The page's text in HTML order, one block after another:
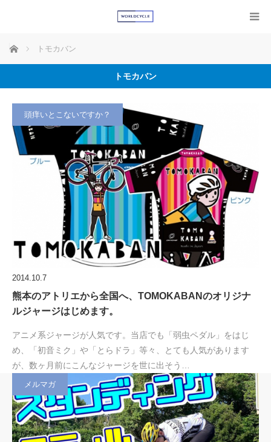
ホーム トモカバン
トモカバン
頭痒いとこないですか？
2014.10.7
熊本のアトリエから全国へ、TOMOKABANのオリジナ
ルジャージはじめます。
アニメ系ジャージが人気です。当店でも「弱虫ペダル」をはじ
め、「初音ミク」や「とらドラ」等々、とても人気があります
が、数ヶ月前にこんなジャージを世に出そう…
メルマガ